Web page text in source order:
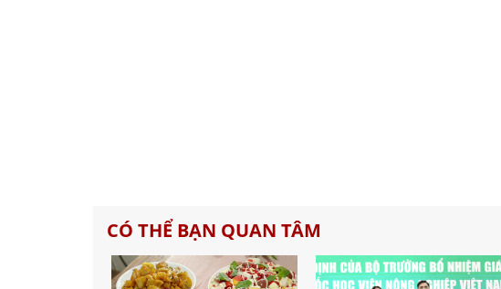
CÓ THỂ BẠN QUAN TÂM